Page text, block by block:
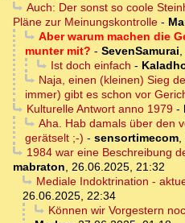
Auch: Der sonst so coole
Pläne zur Meinungskontrolle -
Aber warum machen die
munter mit? - SevenSamurai,
Ist doch einfach -
Naja, einen (kleinen) Sieg
immer) gibt es schon vor
Kulturelle Antwort anno 1979-
Aha. Hab damals über den
gerätselt ;-) - sensortimecom,
1984 war eine Beschreibung
mabraton, 26.06.2025, 21:32
Mediale Indoktrination -
26.06.2025, 22:34
Können wir Vorgestern